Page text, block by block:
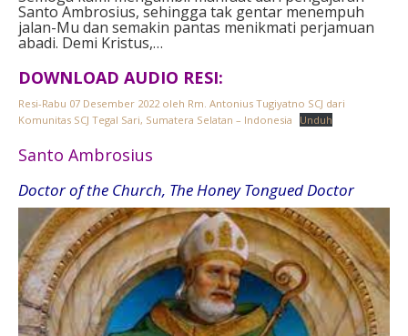
Santo Ambrosius, sehingga tak gentar menempuh
jalan-Mu dan semakin pantas menikmati perjamuan
abadi. Demi Kristus,…
DOWNLOAD AUDIO RESI:
Resi-Rabu 07 Desember 2022 oleh Rm. Antonius Tugiyatno SCJ dari
Komunitas SCJ Tegal Sari, Sumatera Selatan – Indonesia
Unduh
Santo Ambrosius
Doctor of the Church, The Honey Tongued Doctor